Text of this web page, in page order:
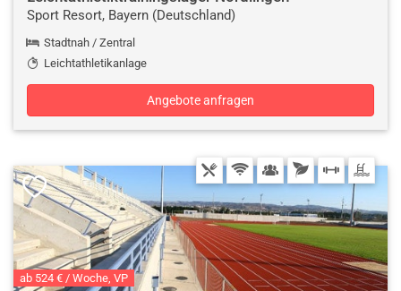
Sport Resort, Bayern (Deutschland)
Stadtnah / Zentral
Leichtathletikanlage
Angebote anfragen
ab 524 € / Woche, VP